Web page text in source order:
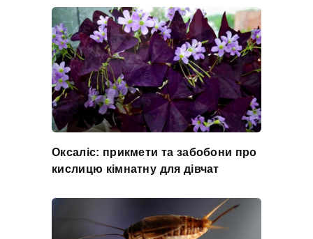
Оксаліс: прикмети та забобони про
кислицю кімнатну для дівчат